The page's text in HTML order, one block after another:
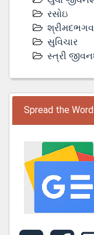
રસોઇ
સુવિચાર
સ્ત્રી
Spread the